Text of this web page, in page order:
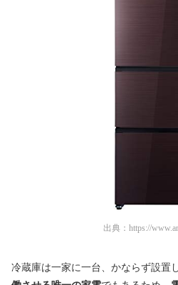
出典： https://
冷蔵庫は一家に一台、かならず設置